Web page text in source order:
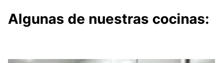
Algunas de nuestras cocinas: